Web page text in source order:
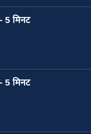
5 मिनट
5 मिनट